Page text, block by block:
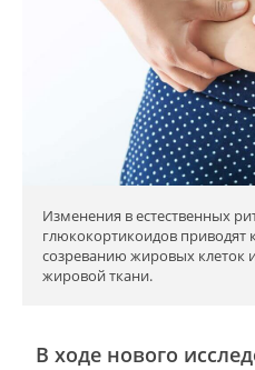
Изменения в естественных
глюкокортикоидов
созреванию жировых клеток
жировой ткани.
В ходе нового